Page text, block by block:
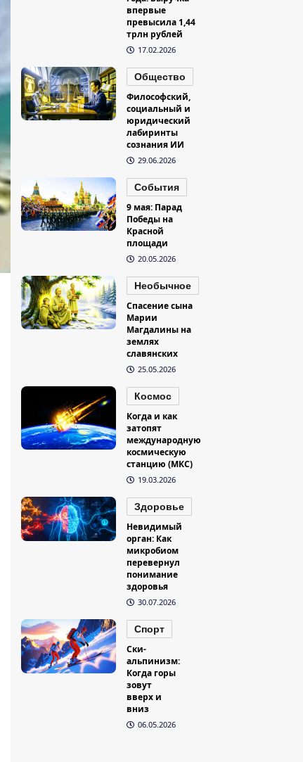
впервые
превысила 1,44
трлн рублей
17.02.2026
Общество
Философский,
социальный и
юридический
лабиринты
сознания ИИ
29.06.2026
События
9 мая: Парад
Победы на
Красной
площади
20.05.2026
Необычное
Спасение сына
Марии
Магдалины на
землях
славянских
25.05.2026
Космос
Когда и как
затопят
международную
космическую
станцию (МКС)
19.03.2026
Здоровье
Невидимый
орган: Как
микробиом
перевернул
понимание
здоровья
30.07.2026
Спорт
Ски-
альпинизм:
Когда горы
зовут
вверх и
вниз
06.05.2026